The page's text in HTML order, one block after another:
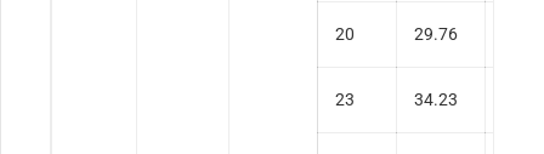
20 29.76
23 34.23